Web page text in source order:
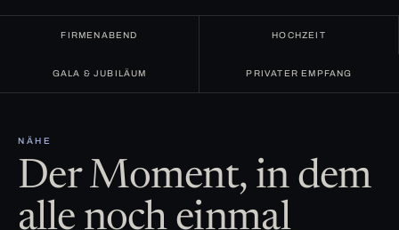
FIRMENABEND HOCHZEIT
GALA & JUBILÄUM PRIVATER EMPFANG
NÄHE
Der Moment, in dem
alle noch einmal